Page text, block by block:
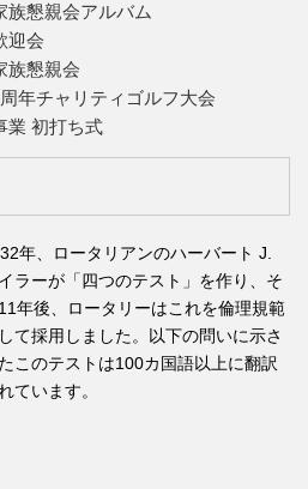
族懇親会アルバム
迎会
族懇親会
年チャリティゴルフ大会
業 初打ち式
年、ロータリアンのハーバート J.
ラーが「四つのテスト」を作り、そ
年後、ロータリーはこれを倫理規範
て採用しました。以下の問いに示さ
このテストは100カ国語以上に翻訳
ています。